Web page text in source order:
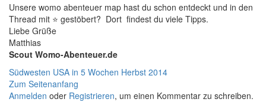
Unsere womo abenteuer map hast du schon entdeckt und in den
Thread mit ⭐️ gestöbert? Dort findest du viele Tipps.
Liebe Grüße
Matthias
Scout Womo-Abenteuer.de
Südwesten USA in 5 Wochen Herbst 2014
Zum Seitenanfang
Anmelden oder Registrieren, um einen Kommentar zu schreiben.